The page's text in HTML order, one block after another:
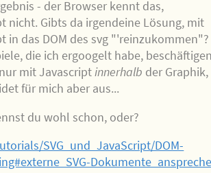
- der Browser kennt das,
nicht. Gibts da irgendeine Lösung, mit
in das DOM des svg "'reinzukommen"?
die ich ergoogelt habe,
mit Javascriptinnerhalb der Graphik,
für mich aber aus...
du wohl schon, oder?
SVG_und_JavaScript/DOM-